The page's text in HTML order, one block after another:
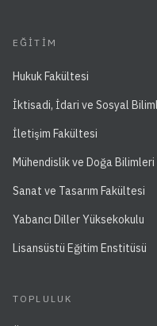
EĞITIM
Hukuk Fakültesi
İktisadi, İdari ve Sosyal
İletişim Fakültesi
Mühendislik ve Doğa
Sanat ve Tasarım Fakültesi
Yabancı Diller Yüksekokulu
Lisansüstü Eğitim Enstitüsü
TOPLULUK